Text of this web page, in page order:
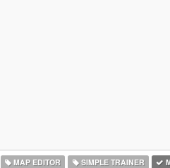
MAP EDITOR SIMPLE TRAINER